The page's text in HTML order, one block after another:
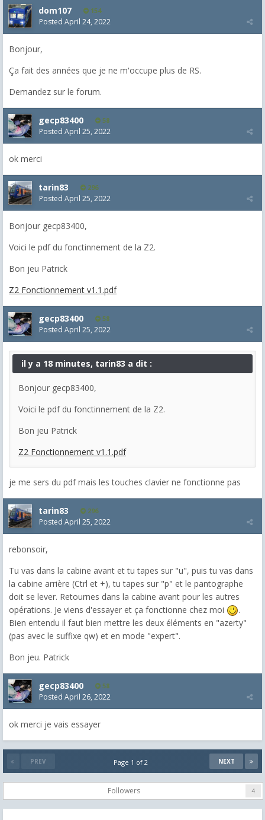
dom107 154
Posted April 24, 2022
Bonjour,
Ça fait des années que je ne m'occupe plus de RS.
Demandez sur le forum.
gecp83400 58
Posted April 25, 2022
ok merci
tarin83 296
Posted April 25, 2022
Bonjour gecp83400,
Voici le pdf du fonctinnement de la Z2.
Bon jeu Patrick
Z2 Fonctionnement v1.1.pdf
gecp83400 58
Posted April 25, 2022
il y a 18 minutes, tarin83 a dit :
Bonjour gecp83400,
Voici le pdf du fonctinnement de la Z2.
Bon jeu Patrick
Z2 Fonctionnement v1.1.pdf
je me sers du pdf mais les touches clavier ne fonctionne pas
tarin83 296
Posted April 25, 2022
rebonsoir,
Tu vas dans la cabine avant et tu tapes sur "u", puis tu vas dans
la cabine arrière (Ctrl et +), tu tapes sur "p" et le pantographe
doit se lever. Retournes dans la cabine avant pour les autres
opérations. Je viens d'essayer et ça fonctionne chez moi
.
Bien entendu il faut bien mettre les deux éléments en "azerty"
(pas avec le suffixe qw) et en mode "expert".
Bon jeu. Patrick
gecp83400 58
Posted April 26, 2022
ok merci je vais essayer
PREV NEXT
Page 1 of 2
Followers 4